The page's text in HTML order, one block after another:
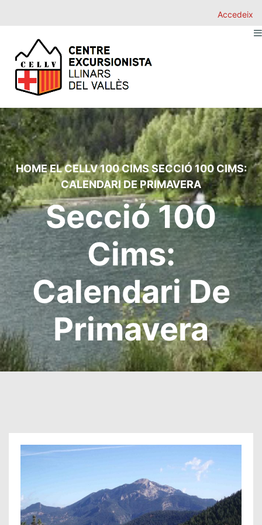
Accedeix
HOMEEL CELLV100 CIMS SECCIÓ 100 CIMS:
CALENDARI DE PRIMAVERA
Secció 100
Cims:
Calendari De
Primavera